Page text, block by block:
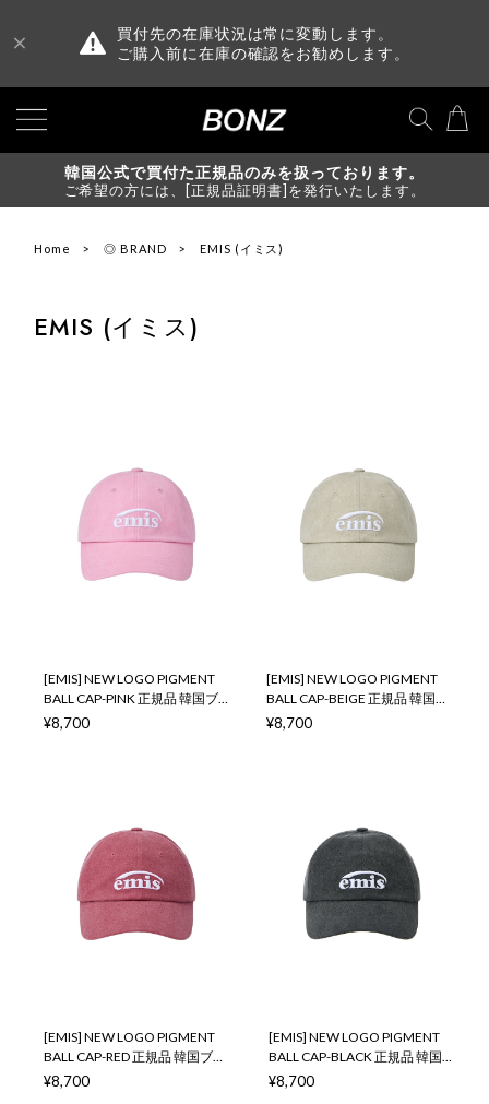
買付先の在庫状況は常に変動します。
ご購入前に在庫の確認をお勧めします。
韓国公式で買付た正規品のみを扱っております。
ご希望の方には、[正規品証明書]を発行いたします。
Home ◎ BRAND EMIS (イミス)
EMIS (イミス)
[EMIS] NEW LOGO PIGMENT
BALL CAP-PINK 正規品 韓国ブ
ランド 韓国通販 韓国代行 韓国
¥8,700
[EMIS] NEW LOGO PIGMENT
BALL CAP-BEIGE 正規品 韓国ブ
ランド 韓国通販 韓国代行 韓国
¥8,700
[EMIS] NEW LOGO PIGMENT
BALL CAP-RED 正規品 韓国ブラ
ンド 韓国通販 韓国代行 韓国フ
¥8,700
[EMIS] NEW LOGO PIGMENT
BALL CAP-BLACK 正規品 韓国
ブランド 韓国通販 韓国代行 韓
¥8,700